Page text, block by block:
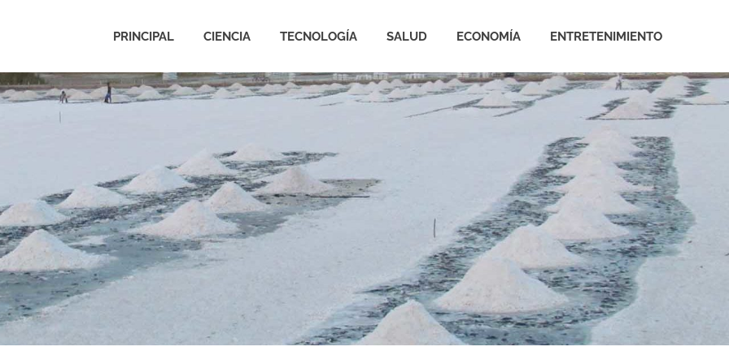
PRINCIPAL CIENCIA TECNOLOGÍA SALUD ECONOMÍA ENTRETENIMIENTO